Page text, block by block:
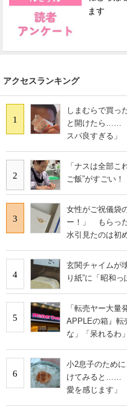
ます
アクセスランキング
1
しまむらで買っ
と開けたら……
スパ良すぎる」
2
「ナスは全部こ
ご飯”がすごい
3
女性がご祝儀袋
ー！」 もらっ
水引見たのは初
4
玄関チャイムが
り紙”に「昭和
5
「転売ヤー大
APPLEの箱』
な」「呆れるわ
6
小2息子のため
けてみると……
愛を感じます」